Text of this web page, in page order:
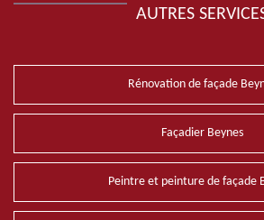
AUTRES
Rénovation de façade
Façadier Beynes
Peintre et peinture de façade